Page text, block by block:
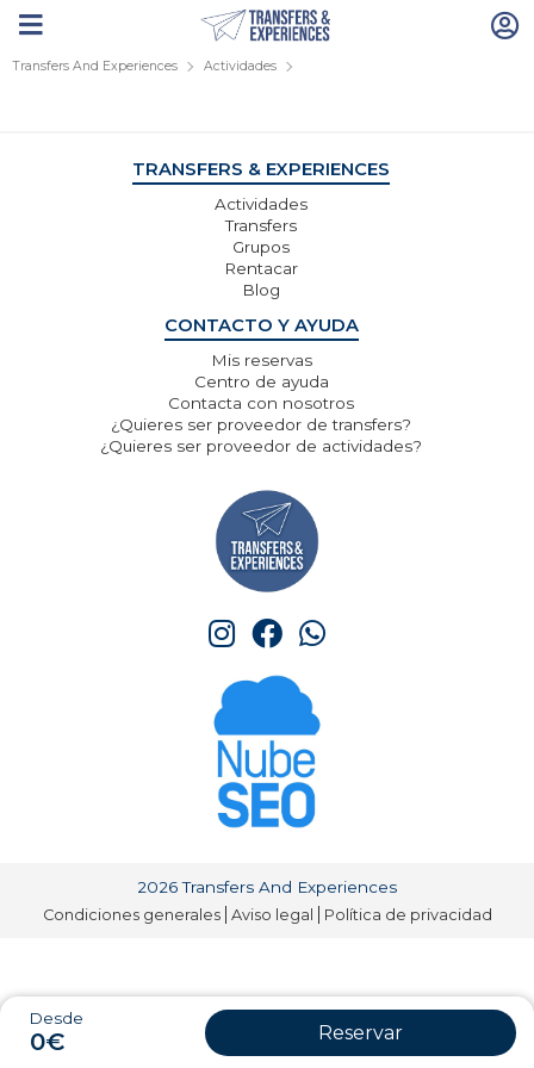
Transfers And Experiences Actividades
Desde
0€ Reservar
TRANSFERS & EXPERIENCES
Actividades
Transfers
Grupos
Rentacar
Blog
CONTACTO Y AYUDA
Mis reservas
Centro de ayuda
Contacta con nosotros
¿Quieres ser proveedor de transfers?
¿Quieres ser proveedor de actividades?
2026 Transfers And Experiences
Condiciones generales Aviso legal Política de privacidad